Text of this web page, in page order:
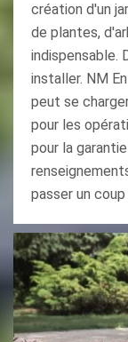
création d'un
de plantes,
indispensable.
installer. NM
peut se
pour les
pour la
passer un